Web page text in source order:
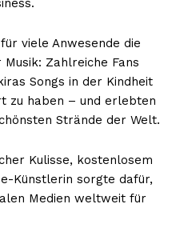
viele Anwesende die
Zahlreiche Fans
Songs in der Kindheit
zu haben – und erlebten
Strände der Welt.
Kulisse, kostenlosem
Künstlerin sorgte dafür,
Medien weltweit für